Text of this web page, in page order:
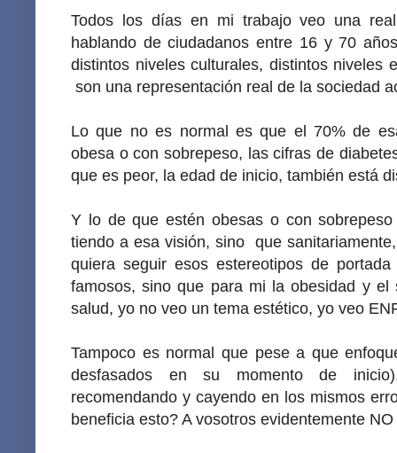
Todos los días en mi trabajo veo una
hablando de ciudadanos entre 16 y 70
distintos niveles culturales, distintos
son una representación real de la sociedad
Lo que no es normal es que el 70% de
obesa o con sobrepeso, las cifras de
que es peor, la edad de inicio, también está
Y lo de que estén obesas o con
tiendo a esa visión, sino que
quiera seguir esos estereotipos de
famosos, sino que para mi la obesidad y el
salud, yo no veo un tema estético, yo veo
Tampoco es normal que pese a que
desfasados en su momento de
recomendando y cayendo en los mismos
beneficia esto? A vosotros evidentemente NO